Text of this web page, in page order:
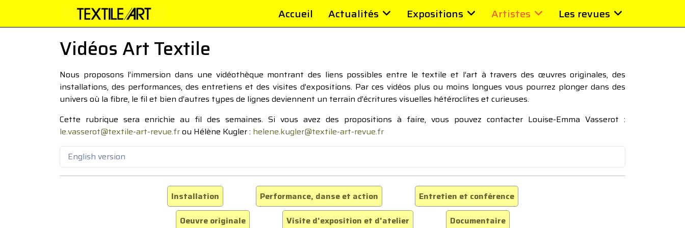
Accueil Actualités Expositions Artistes Les revues
Vidéos Art Textile
Nous proposons l’immersion dans une vidéothèque montrant des liens possibles entre le textile et l’art à travers des œuvres originales, des
installations, des performances, des entretiens et des visites d’expositions. Par ces vidéos plus ou moins longues vous pourrez plonger dans des
univers où la fibre, le fil et bien d’autres types de lignes deviennent un terrain d’écritures visuelles hétéroclites et curieuses.
Cette rubrique sera enrichie au fil des semaines. Si vous avez des propositions à faire, vous pouvez contacter Louise-Emma Vasserot :
le.vasserot@textile-art-revue.frou Hélène Kugler : helene.kugler@textile-art-revue.fr
English version
Installation Performance, danse et action
Entretien et conférence
Oeuvre originale
Visite d'exposition et d'atelier Documentaire